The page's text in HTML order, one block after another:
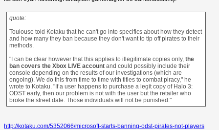
quote:
Toulouse told Kotaku that he can't go into specifics about how they detect
and how many they ban because they don't want to tip off pirates to their
methods.
"I can be clear however that this applies to illegitimate copies only, the
ban covers the Xbox LIVE account and could possibly include their
console depending on the results of our investigations (which are
ongoing). We do this from time to time with titles to combat piracy," he
wrote to Kotaku. "If a user happens to purchase a legit copy of Halo 3:
ODST early, then our problem is not with the user but the retailer who
broke the street date. Those individuals will not be punished."
http://kotaku.com/5352066/microsoft-starts-banning-odst-pirates-not-players